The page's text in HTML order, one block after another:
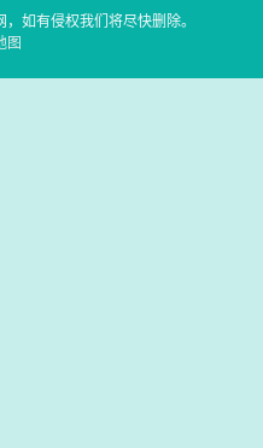
如有侵权我们将尽快删除。
图